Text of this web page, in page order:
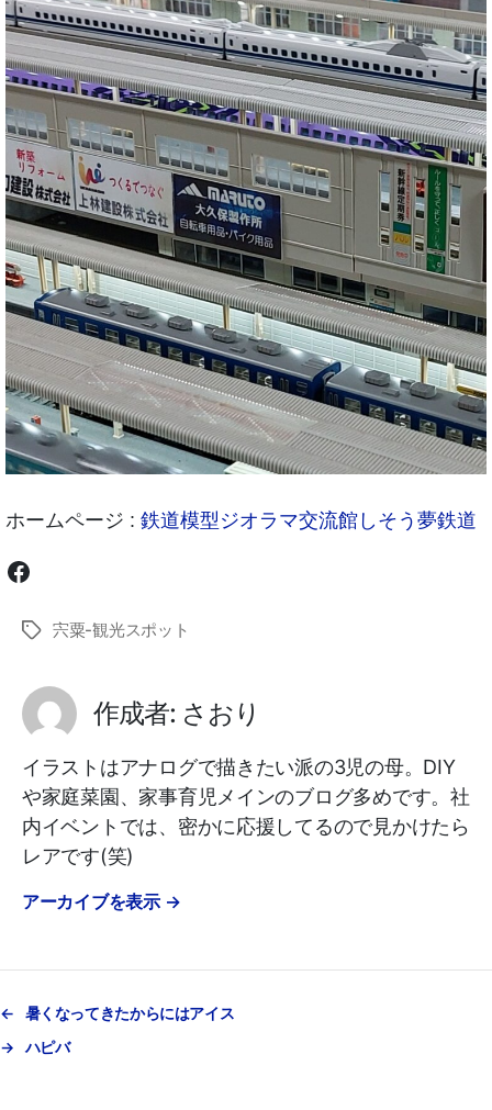
ホームページ : 鉄道模型ジオラマ交流館しそう夢鉄道
Facebook
タ
宍粟-観光スポット
作成者: さおり
イラストはアナログで描きたい派の3児の母。DIY
や家庭菜園、家事育児メインのブログ多めです。社
内イベントでは、密かに応援してるので見かけたら
レアです(笑)
アーカイブを表示 →
←
暑くなってきたからにはアイス
→
ハピバ